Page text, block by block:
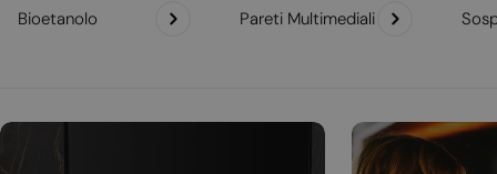
Bioetanolo Pareti Multimediali